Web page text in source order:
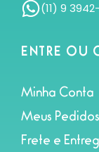
(11) 9
ENTRE OU
Minha Conta
Meus Pedidos
Frete e